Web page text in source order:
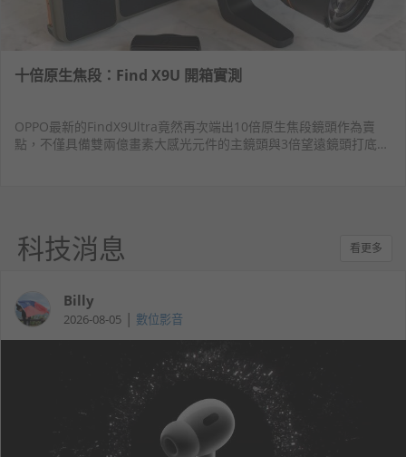
十倍原生焦段：Find X9U 開箱實測
OPPO最新的FindX9Ultra竟然再次端出10倍原生焦段鏡頭作為賣
點，不僅具備雙兩億畫素大感光元件的主鏡頭與3倍望遠鏡頭打底，
科技消息 看更多
Billy
2026-08-05 | 數位影音